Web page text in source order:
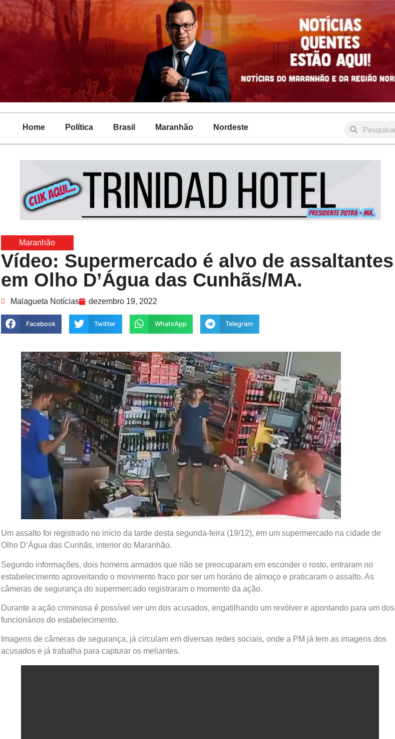
Home Política Brasil Maranhão Nordeste
Maranhão
Vídeo: Supermercado é alvo de assaltantes
em Olho D’Água das Cunhãs/MA.
Malagueta Notícias dezembro 19, 2022
Facebook Twitter WhatsApp Telegram
Um assalto foi registrado no início da tarde desta segunda-feira (19/12), em um supermercado na cidade de
Olho D’Água das Cunhãs, interior do Maranhão.
Segundo informações, dois homens armados que não se preocuparam em esconder o rosto, entraram no
estabelecimento aproveitando o movimento fraco por ser um horário de almoço e praticaram o assalto. As
câmeras de segurança do supermercado registraram o momento da ação.
Durante a ação criminosa é possível ver um dos acusados, engatilhando um revólver e apontando para um dos
funcionários do estabelecimento.
Imagens de câmeras de segurança, já circulam em diversas redes sociais, onde a PM já tem as imagens dos
acusados e já trabalha para capturar os meliantes.